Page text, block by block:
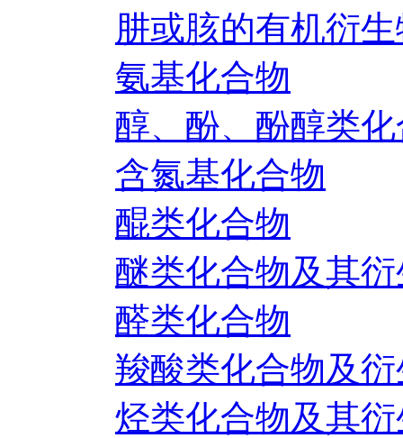
肼或胲的有机衍
氨基化合物
醇、酚、酚醇类
含氮基化合物
醌类化合物
醚类化合物及其
醛类化合物
羧酸类化合物及
烃类化合物及其